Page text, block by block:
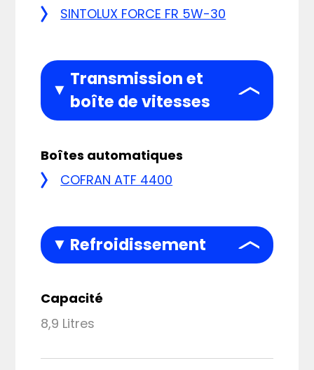
SINTOLUX FORCE FR 5W-30
Transmission et
boîte de vitesses
Boîtes automatiques
COFRAN ATF 4400
Refroidissement
Capacité
8,9 Litres